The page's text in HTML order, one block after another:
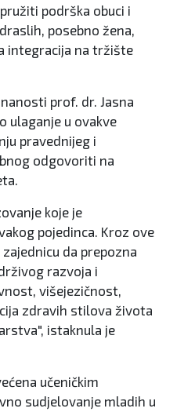
podrška obuci i
posebno žena,
integracija na tržište
prof. dr. Jasna
ulaganje u ovakve
pravednijeg i
odgovoriti na
koje je
pojedinca. Kroz ove
da prepozna
razvoja i
višejezičnost,
zdravih stilova života
istaknula je
učeničkim
sudjelovanje mladih u